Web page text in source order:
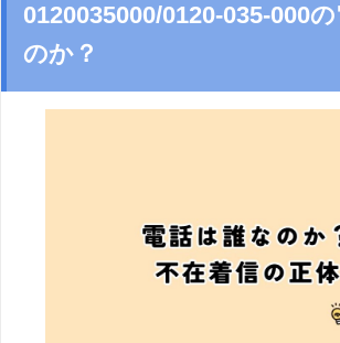
0120035000/0120-035-000
のか？